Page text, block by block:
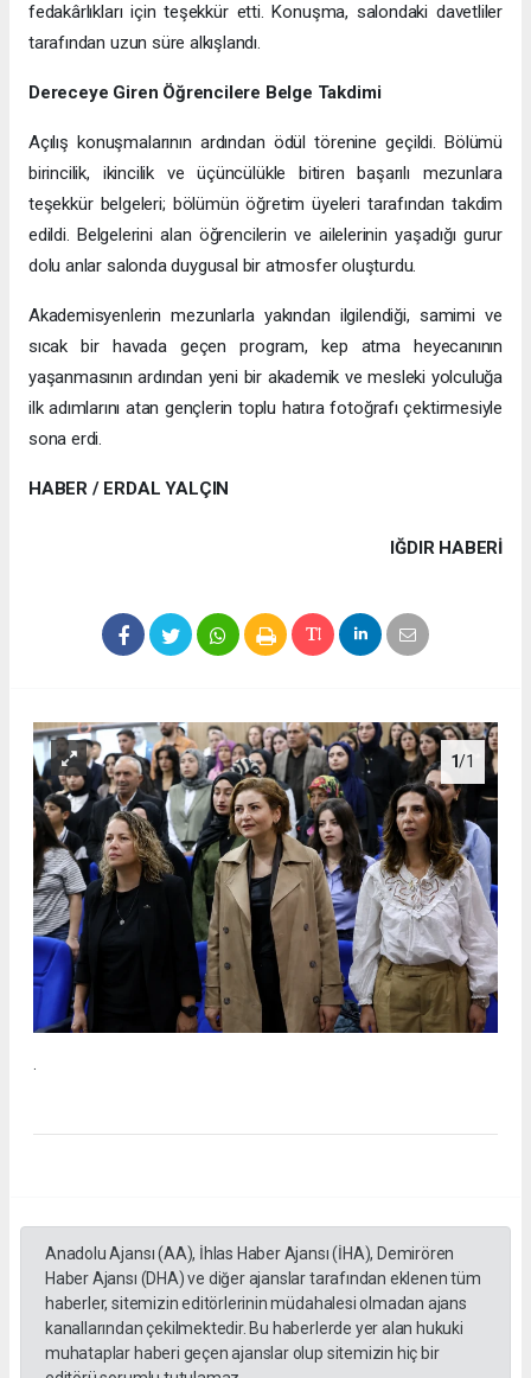
fedakârlıkları için teşekkür etti. Konuşma, salondaki davetliler
tarafından uzun süre alkışlandı.
Dereceye Giren Öğrencilere Belge Takdimi
Açılış konuşmalarının ardından ödül törenine geçildi. Bölümü
birincilik, ikincilik ve üçüncülükle bitiren başarılı mezunlara
teşekkür belgeleri; bölümün öğretim üyeleri tarafından takdim
edildi. Belgelerini alan öğrencilerin ve ailelerinin yaşadığı gurur
dolu anlar salonda duygusal bir atmosfer oluşturdu.
Akademisyenlerin mezunlarla yakından ilgilendiği, samimi ve
sıcak bir havada geçen program, kep atma heyecanının
yaşanmasının ardından yeni bir akademik ve mesleki yolculuğa
ilk adımlarını atan gençlerin toplu hatıra fotoğrafı çektirmesiyle
sona erdi.
HABER / ERDAL YALÇIN
IĞDIR HABERİ
1/1
Anadolu Ajansı (AA), İhlas Haber Ajansı (İHA), Demirören
Haber Ajansı (DHA) ve diğer ajanslar tarafından eklenen tüm
haberler, sitemizin editörlerinin müdahalesi olmadan ajans
kanallarından çekilmektedir. Bu haberlerde yer alan hukuki
muhataplar haberi geçen ajanslar olup sitemizin hiç bir